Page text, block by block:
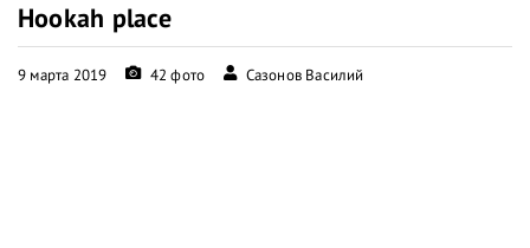
Hookah place
9 марта 2019 42 фото Сазонов Василий